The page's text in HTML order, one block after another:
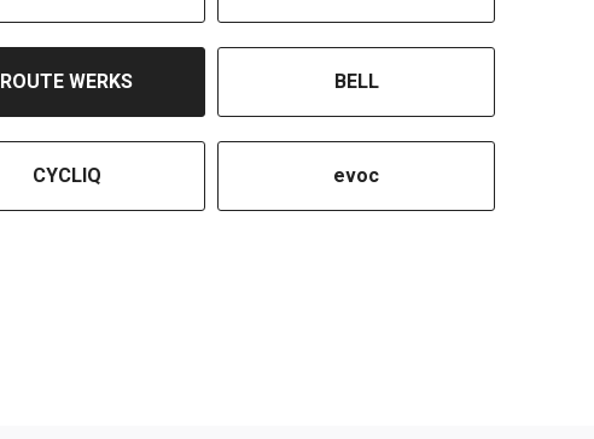
ROUTE WERKS BELL
CYCLIQ evoc